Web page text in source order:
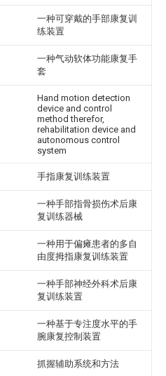
一种可穿戴的手部康复训
练装置
一种气动软体功能康复手
套
Hand motion detection
device and control
method therefor,
rehabilitation device and
autonomous control
system
手指康复训练装置
一种手部指骨损伤术后康
复训练器械
一种用于偏瘫患者的多自
由度拇指康复训练装置
一种手部神经外科术后康
复训练装置
一种基于专注度水平的手
腕康复控制装置
抓握辅助系统和方法